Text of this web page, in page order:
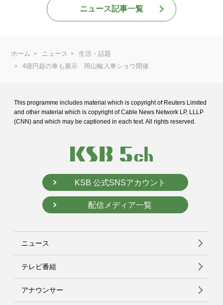
ニュース記事一覧
ホーム ニュース
生活・話題
4億円超の車も展示 岡山輸入車ショウ開催
This programme includes material which is copyright of Reuters Limited
and other material which is copyright of Cable News Network LP, LLLP
(CNN) and which may be captioned in each text. All rights reserved.
KSB 公式SNSアカウント
配信メディア一覧
ニュース
テレビ番組
アナウンサー